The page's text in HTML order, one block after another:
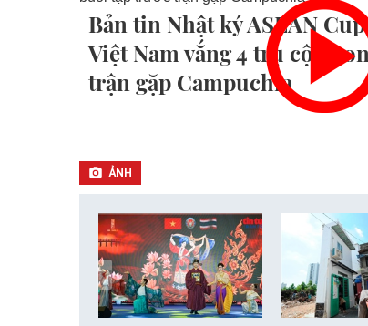
Bản tin Nhật ký ASEAN
Việt Nam vắng 4 trụ cột
trận gặp Campuchia
ẢNH